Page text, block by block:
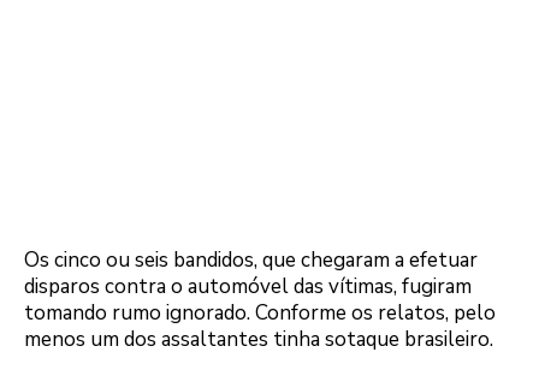
Os cinco ou seis bandidos, que chegaram a efetuar
disparos contra o automóvel das vítimas, fugiram
tomando rumo ignorado. Conforme os relatos, pelo
menos um dos assaltantes tinha sotaque brasileiro.